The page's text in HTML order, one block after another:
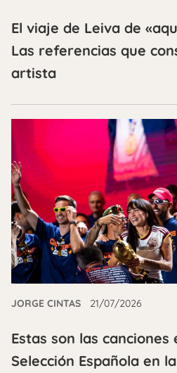
El viaje de Leiva de
Las referencias que
artista
JORGE CINTAS 21/07/2026
Estas son las
Selección Española en